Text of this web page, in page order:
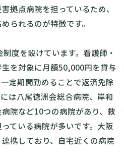
拠点病院を担っているため、
られるのが特徴です。
制度を設けています。看護師・
を対象に月額50,000円を貸与
定期間勤めることで返済免除
は八尾徳洲会総合病院、岸和
院など10つの病院があり、救
ている病院が多いです。大阪
携しており、自宅近くの病院